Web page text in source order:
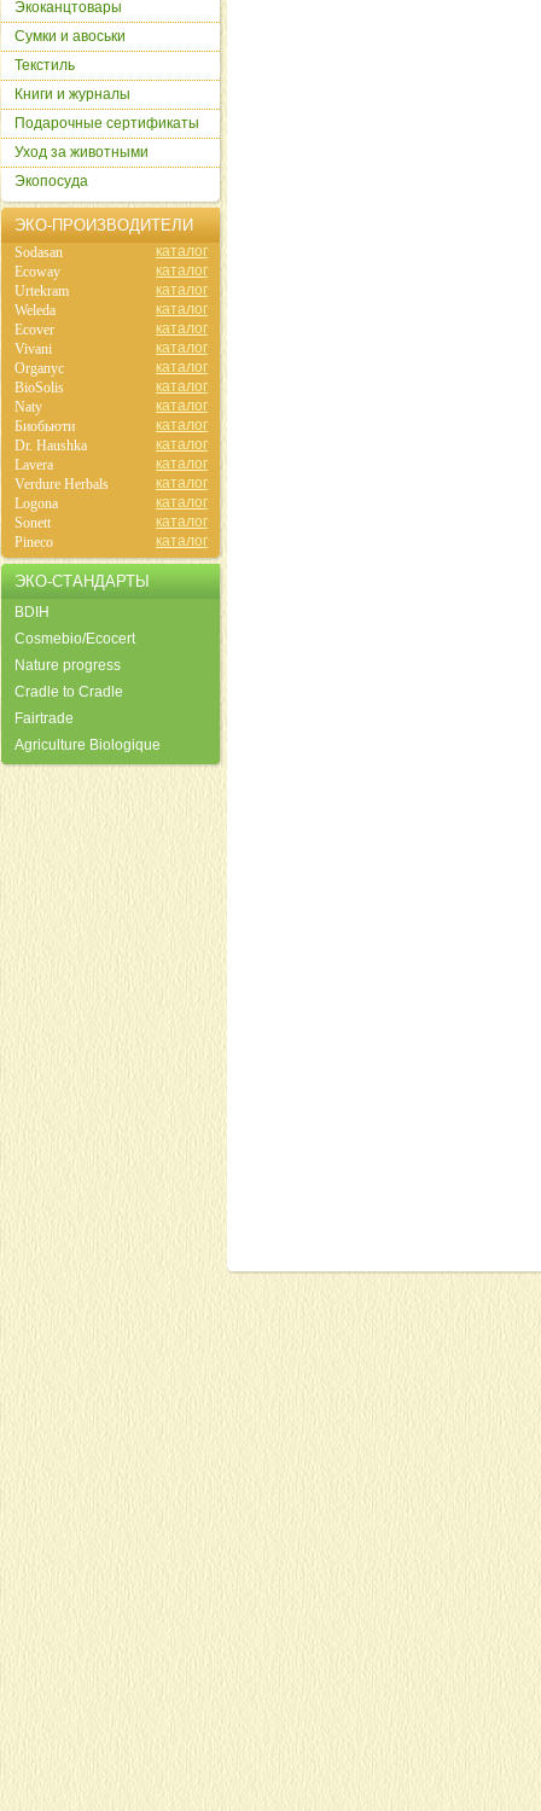
Экоканцтовары
Сумки и авоськи
Текстиль
Книги и журналы
Подарочные сертификаты
Уход за животными
Экопосуда
ЭКО-ПРОИЗВОДИТЕЛИ
Sodasan
каталог
Ecoway
каталог
Urtekram
каталог
Weleda
каталог
Ecover
каталог
Vivani
каталог
Organyc
каталог
BioSolis
каталог
Naty
каталог
Биобьюти
каталог
Dr. Haushka
каталог
Lavera
каталог
Verdure Herbals
каталог
Logona
каталог
Sonett
каталог
Pineco
каталог
ЭКО-СТАНДАРТЫ
BDIH
Cosmebio/Ecocert
Nature progress
Cradle to Cradle
Fairtrade
Agriculture Biologique